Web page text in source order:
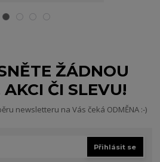
ŽÁDNOU
ČI SLEVU!
newsletteru na Vás čeká ODMĚNA :-)
Přihlásit se